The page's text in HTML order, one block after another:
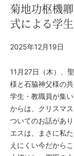
菊地功枢機
式による学
2025年12月19日
11月27日（木）、
様と石脇神父様の
学生・教職員が集
からは、クリスマ
ついてのお話があ
エスは、まさに私
えにくい今だから